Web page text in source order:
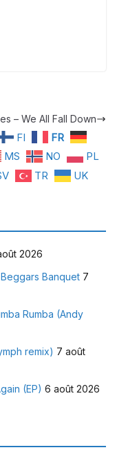
– We All Fall Down
FI
FR
MS NO
PL
TR UK
2026
Banquet 7
Rumba (Andy
remix) 7 août
(EP) 6 août 2026